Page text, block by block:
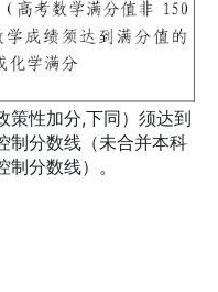
策性加分,下同）须达到
制分数线（未合并本科
分数线）。